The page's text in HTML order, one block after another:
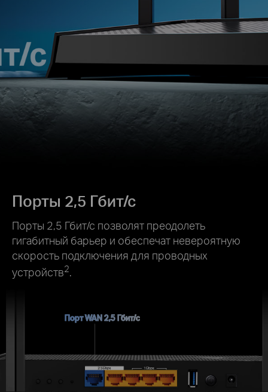
Порты 2,5 Гбит/с
Порты 2,5 Гбит/с позволят преодолеть
гигабитный барьер и обеспечат невероятную
скорость подключения для проводных
устройств2.
Порт WAN 2,5 Гбит/с